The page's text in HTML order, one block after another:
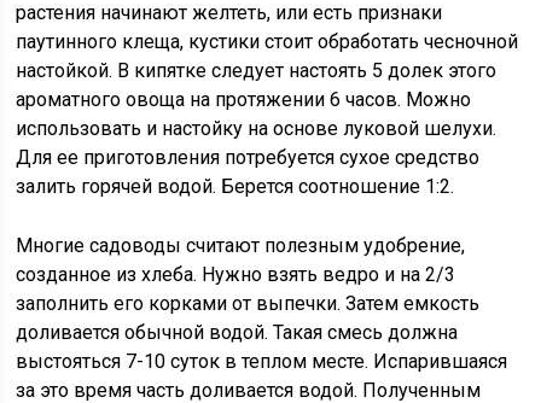
растения начинают желтеть, или есть признаки
паутинного клеща, кустики стоит обработать чесночной
настойкой. В кипятке следует настоять 5 долек этого
ароматного овоща на протяжении 6 часов. Можно
использовать и настойку на основе луковой шелухи.
Для ее приготовления потребуется сухое средство
залить горячей водой. Берется соотношение 1:2.
Многие садоводы считают полезным удобрение,
созданное из хлеба. Нужно взять ведро и на 2/3
заполнить его корками от выпечки. Затем емкость
доливается обычной водой. Такая смесь должна
выстояться 7-10 суток в теплом месте. Испарившаяся
за это время часть доливается водой. Полученным